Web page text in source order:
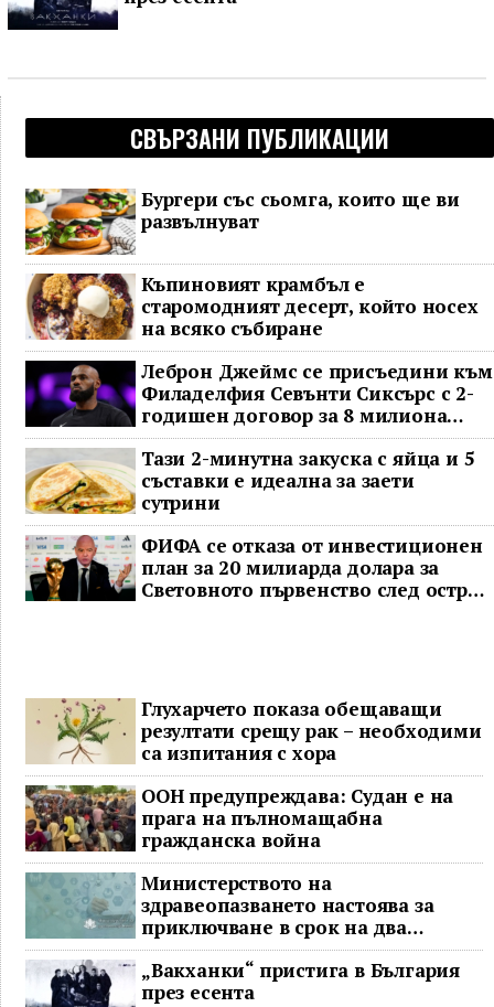
СВЪРЗАНИ ПУБЛИКАЦИИ
Бургери със сьомга, които ще ви
развълнуват
Къпиновият крамбъл е
старомодният десерт, който носех
на всяко събиране
Леброн Джеймс се присъедини към
Филаделфия Севънти Сиксърс с 2-
годишен договор за 8 милиона
долара
Тази 2-минутна закуска с яйца и 5
съставки е идеална за заети
сутрини
ФИФА се отказа от инвестиционен
план за 20 милиарда долара за
Световното първенство след остра
Глухарчето показа обещаващи
резултати срещу рак – необходими
са изпитания с хора
ООН предупреждава: Судан е на
прага на пълномащабна
гражданска война
Министерството на
здравеопазването настоява за
приключване в срок на два
ключови строителни проекта
„Вакханки“ пристига в България
през есента